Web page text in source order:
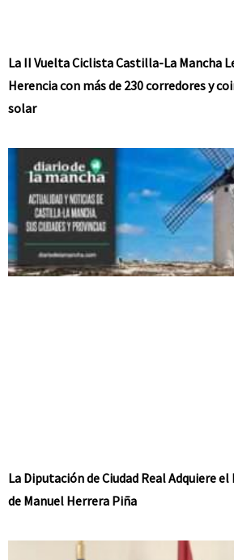
La II Vuelta Ciclista Castilla-La Mancha
Herencia con más de 230 corredores y
solar
La Diputación de Ciudad Real Adquiere
de Manuel Herrera Piña